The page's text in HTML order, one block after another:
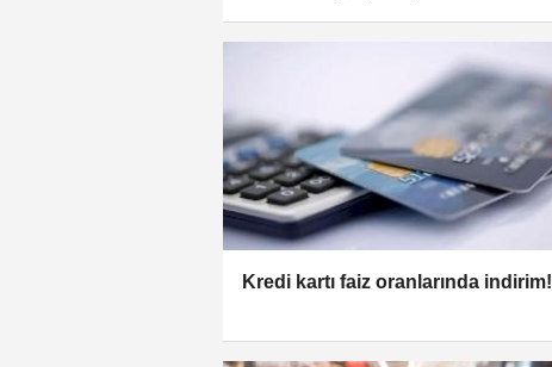
Kredi kartı faiz oranlarında indirim!